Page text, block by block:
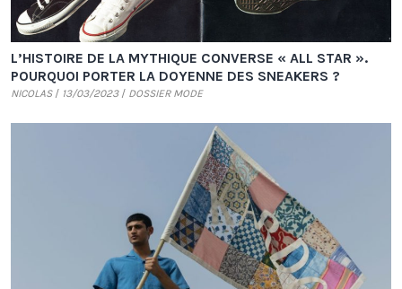
L’HISTOIRE DE LA MYTHIQUE CONVERSE « ALL STAR ».
POURQUOI PORTER LA DOYENNE DES SNEAKERS ?
NICOLAS 13/03/2023 DOSSIER MODE